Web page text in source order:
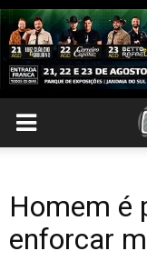
Homem é
enforcar